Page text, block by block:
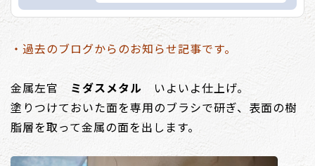
・過去のブログからのお知らせ記事です。
金属左官 ミダスメタル いよいよ仕上げ。
塗りつけておいた面を専用のブラシで研ぎ、表面の樹
脂層を取って金属の面を出します。